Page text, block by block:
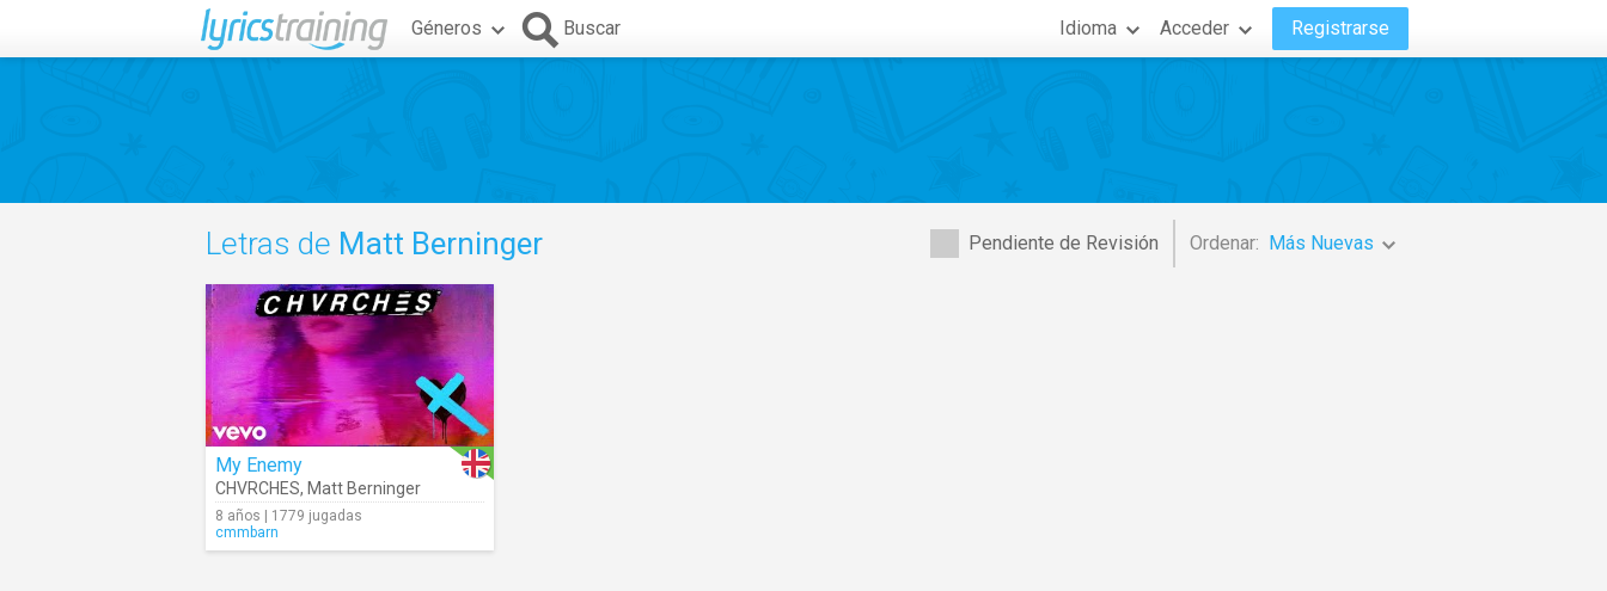
Géneros Buscar Idioma Acceder Registrarse
Pendiente de Revisión Ordenar: Más Nuevas
Letras de Matt Berninger
My Enemy
CHVRCHES, Matt Berninger
8 años | 1779 jugadas
cmmbarn